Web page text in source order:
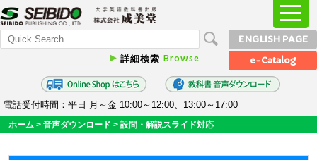
詳細検索 Browse
ENGLISH PAGE
e-Catalog
電話受付時間：平日 月～金 10:00～12:00、13:00～17:00
ホーム > 音声ダウンロード > 設問・解説スライド対応